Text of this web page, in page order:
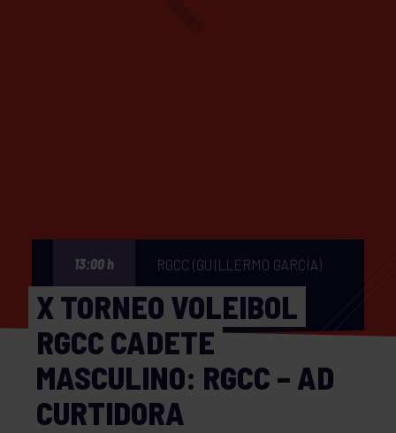
13:00 h RGCC (GUILLERMO GARCÍA)
X TORNEO VOLEIBOL
RGCC CADETE
MASCULINO: RGCC – AD
CURTIDORA